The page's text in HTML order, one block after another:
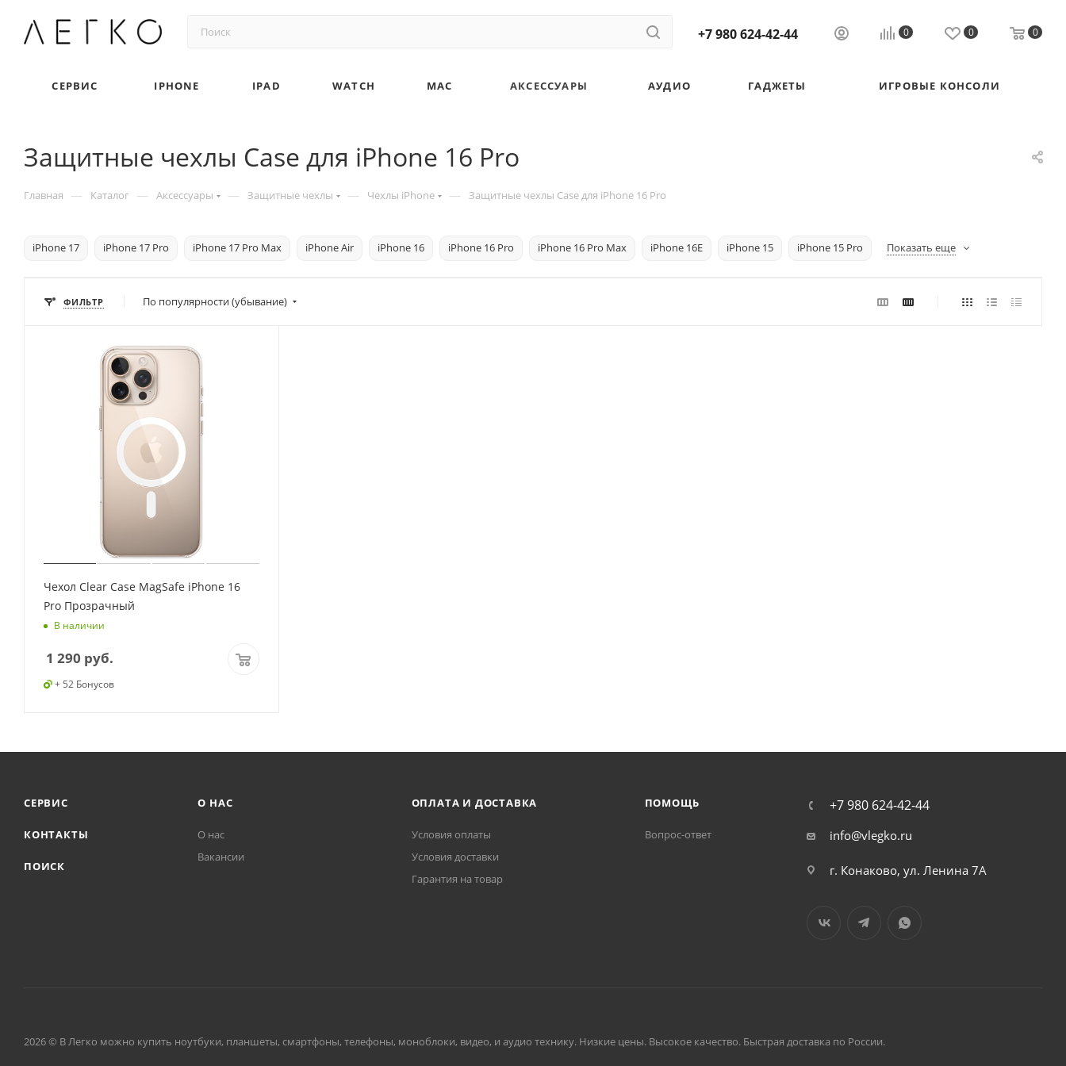
+7 980 624-42-44 0 0 0
СЕРВИС IPHONE IPAD WATCH MAC АКСЕССУАРЫ АУДИО ГАДЖЕТЫ ИГРОВЫЕ КОНСОЛИ
Защитные чехлы Case для iPhone 16 Pro
Главная — Каталог — Аксессуары — Защитные чехлы — Чехлы iPhone — Защитные чехлы Case для iPhone 16 Pro
iPhone 17 iPhone 17 Pro iPhone 17 Pro Max iPhone Air iPhone 16 iPhone 16 Pro iPhone 16 Pro Max iPhone 16E iPhone 15 iPhone 15 Pro Показать еще
ФИЛЬТР По популярности (убывание)
Чехол Clear Case MagSafe iPhone 16
Pro Прозрачный
В наличии
1 290 руб.
+ 52 Бонусов
СЕРВИС
КОНТАКТЫ
ПОИСК
О НАС
О нас
Вакансии
ОПЛАТА И ДОСТАВКА
Условия оплаты
Условия доставки
Гарантия на товар
ПОМОЩЬ
Вопрос-ответ
+7 980 624-42-44
info@vlegko.ru
г. Конаково, ул. Ленина 7А
2026 © В Легко можно купить ноутбуки, планшеты, смартфоны, телефоны, моноблоки, видео, и аудио технику. Низкие цены. Высокое качество. Быстрая доставка по России.